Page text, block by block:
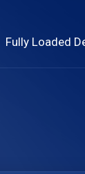
Fully Loaded